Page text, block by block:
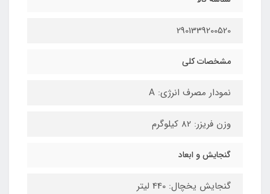
2901339200520
مشخصات کلی
نمودار مصرف انرژی: A
وزن فریزر: 82 کیلوگرم
گنجایش و ابعاد
گنجایش یخچال: 440 لیتر